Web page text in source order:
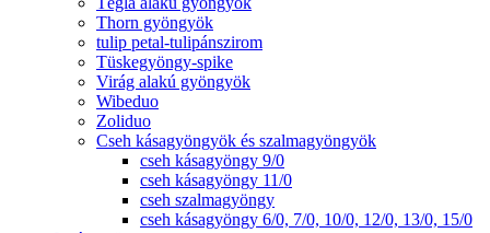
Thorn gyöngyök
tulip petal-tulipánszirom
Tüskegyöngy-spike
Virág alakú gyöngyök
Wibeduo
Zoliduo
Cseh kásagyöngyök és szalmagyöngyök
cseh kásagyöngy 9/0
cseh kásagyöngy 11/0
cseh szalmagyöngy
cseh kásagyöngy 6/0, 7/0, 10/0, 12/0, 13/0, 15/0